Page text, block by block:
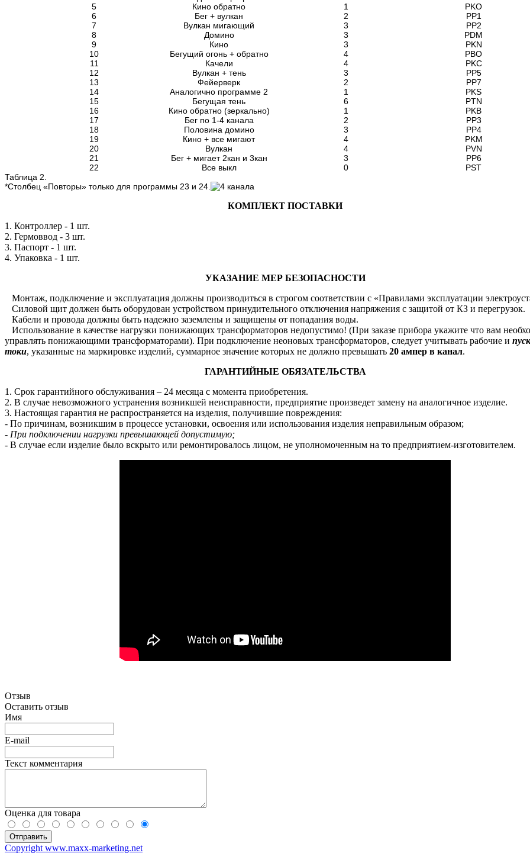
5
Кино обратно 1
PKO
6
Бег + вулкан 2
PP1
7
Вулкан мигающий 3
PP2
8
Домино 3
PDM
9
Кино 3
PKN
10
Бегущий огонь + обратно 4
PBO
11
Качели 4
PKC
12
Вулкан + тень 3
PP5
13
Фейерверк 2
PP7
14
Аналогично программе 2 1
PKS
15
Бегущая тень 6
PTN
16
Кино обратно (зеркально) 1
PKB
17
Бег по 1-4 канала 2
PP3
18
Половина домино 3
PP4
19
Кино + все мигают 4
PKM
20
Вулкан 4
PVN
21
Бег + мигает 2кан и 3кан 3
PP6
22
Все выкл 0
PST
Таблица 2.
*Столбец «Повторы» только для программы 23 и 24.
КОМПЛЕКТ ПОСТАВКИ
1. Контроллер - 1 шт.
2. Гермоввод - 3 шт.
3. Паспорт - 1 шт.
4. Упаковка - 1 шт.
УКАЗАНИЕ МЕР БЕЗОПАСНОСТИ
Монтаж, подключение и эксплуатация должны производиться в строгом соответствии с «Правилами эксплуатации
Силовой щит должен быть оборудован устройством принудительного отключения напряжения с защитой от КЗ и перегрузок.
Кабели и провода должны быть надежно заземлены и защищены от попадания воды.
Использование в качестве нагрузки понижающих трансформаторов недопустимо! (При заказе прибора укажите что вам
управлять понижающими трансформаторами). При подключение неоновых трансформаторов, следует учитывать рабочие и
токи, указанные на маркировке изделий, суммарное значение которых не должно превышать 20 ампер в канал.
ГАРАНТИЙНЫЕ ОБЯЗАТЕЛЬСТВА
1. Срок гарантийного обслуживания – 24 месяца с момента приобретения.
2. В случае невозможного устранения возникшей неисправности, предприятие произведет замену на аналогичное изделие.
3. Настоящая гарантия не распространяется на изделия, получившие повреждения:
- По причинам, возникшим в процессе установки, освоения или использования изделия неправильным образом;
- При подключении нагрузки превышающей допустимую;
- В случае если изделие было вскрыто или ремонтировалось лицом, не уполномоченным на то предприятием-изготовителем.
Отзыв
Оставить отзыв
Имя
E-mail
Текст комментария
Оценка для товара
Copyright www.maxx-marketing.net